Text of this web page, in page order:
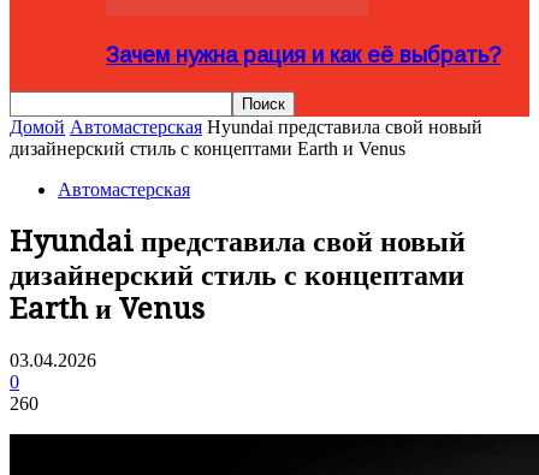
Зачем нужна рация и как её выбрать?
Домой Автомастерская Hyundai представила свой новый
дизайнерский стиль с концептами Earth и Venus
Автомастерская
Hyundai представила свой новый
дизайнерский стиль с концептами
Earth и Venus
03.04.2026
0
260